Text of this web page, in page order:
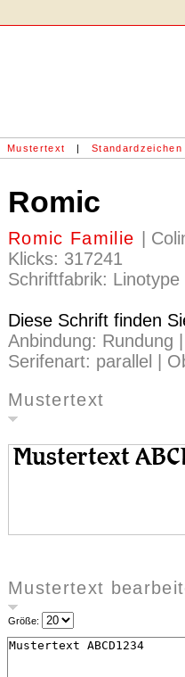
Mustertext | Standardzeichen
Romic
Romic Familie
|
Klicks: 317241
Schriftfabrik: Linotype
Diese Schrift finden
Anbindung: Rundung
Serifenart: parallel |
Mustertext
Mustertext
Größe: